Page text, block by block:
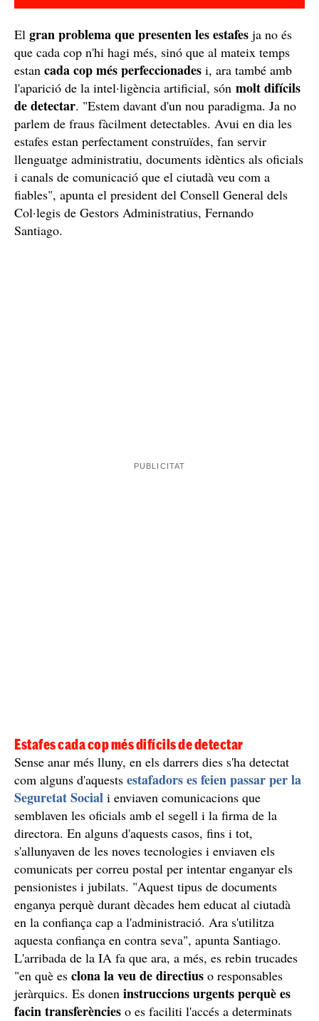
El gran problema que presenten les estafes ja no és
que cada cop n'hi hagi més, sinó que al mateix temps
estan cada cop més perfeccionades i, ara també amb
l'aparició de la intel·ligència artificial, són molt difícils
de detectar. "Estem davant d'un nou paradigma. Ja no
parlem de fraus fàcilment detectables. Avui en dia les
estafes estan perfectament construïdes, fan servir
llenguatge administratiu, documents idèntics als oficials
i canals de comunicació que el ciutadà veu com a
fiables", apunta el president del Consell General dels
Col·legis de Gestors Administratius, Fernando
Santiago.
Estafes cada cop més difícils de detectar
Sense anar més lluny, en els darrers dies s'ha detectat
com alguns d'aquests estafadors es feien passar per la
Seguretat Social i enviaven comunicacions que
semblaven les oficials amb el segell i la firma de la
directora. En alguns d'aquests casos, fins i tot,
s'allunyaven de les noves tecnologies i enviaven els
comunicats per correu postal per intentar enganyar els
pensionistes i jubilats. "Aquest tipus de documents
enganya perquè durant dècades hem educat al ciutadà
en la confiança cap a l'administració. Ara s'utilitza
aquesta confiança en contra seva", apunta Santiago.
L'arribada de la IA fa que ara, a més, es rebin trucades
"en què es clona la veu de directius o responsables
jeràrquics. Es donen instruccions urgents perquè es
facin transferències o es faciliti l'accés a determinats